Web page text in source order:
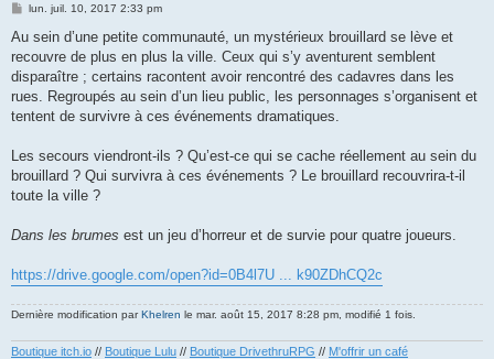
M
s
a
g
e
lun. juil. 10, 2017 2:33 pm
Au sein d’une petite communauté, un mystérieux brouillard se lève et
recouvre de plus en plus la ville. Ceux qui s’y aventurent semblent
disparaître ; certains racontent avoir rencontré des cadavres dans les
rues. Regroupés au sein d’un lieu public, les personnages s’organisent et
tentent de survivre à ces événements dramatiques.
Les secours viendront-ils ? Qu’est-ce qui se cache réellement au sein du
brouillard ? Qui survivra à ces événements ? Le brouillard recouvrira-t-il
toute la ville ?
Dans les brumes est un jeu d’horreur et de survie pour quatre joueurs.
https://drive.google.com/open?id=0B4l7U ... k90ZDhCQ2c
Dernière modification parKhelren le mar. août 15, 2017 8:28 pm, modifié 1 fois.
Boutique itch.io // Boutique Lulu // Boutique DrivethruRPG // M'offrir un café